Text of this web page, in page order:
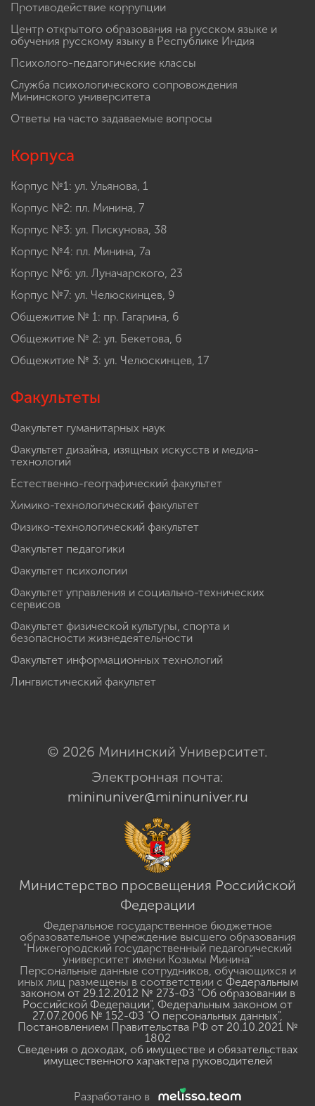
Противодействие коррупции
Центр открытого образования на русском языке и
обучения русскому языку в Республике Индия
Психолого-педагогические классы
Служба психологического сопровождения
Мининского университета
Ответы на часто задаваемые вопросы
Корпуса
Корпус №1: ул. Ульянова, 1
Корпус №2: пл. Минина, 7
Корпус №3: ул. Пискунова, 38
Корпус №4: пл. Минина, 7а
Корпус №6: ул. Луначарского, 23
Корпус №7: ул. Челюскинцев, 9
Общежитие № 1: пр. Гагарина, 6
Общежитие № 2: ул. Бекетова, 6
Общежитие № 3: ул. Челюскинцев, 17
Факультеты
Факультет гуманитарных наук
Факультет дизайна, изящных искусств и медиа-
технологий
Естественно-географический факультет
Химико-технологический факультет
Физико-технологический факультет
Факультет педагогики
Факультет психологии
Факультет управления и социально-технических
сервисов
Факультет физической культуры, спорта и
безопасности жизнедеятельности
Факультет информационных технологий
Лингвистический факультет
© 2026 Мининский Университет.
Электронная почта:
mininuniver@mininuniver.ru
Министерство просвещения Российской
Федерации
Федеральное государственное бюджетное
образовательное учреждение высшего образования
"Нижегородский государственный педагогический
университет имени Козьмы Минина"
Персональные данные сотрудников, обучающихся и
иных лиц размещены в соответствии с Федеральным
законом от 29.12.2012 № 273-ФЗ "Об образовании в
Российской Федерации", Федеральным законом от
27.07.2006 № 152-ФЗ "О персональных данных",
Постановлением Правительства РФ от 20.10.2021 №
1802
Сведения о доходах, об имуществе и обязательствах
имущественного характера руководителей
Разработано в